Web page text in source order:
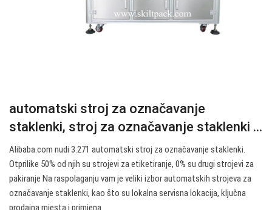
automatski stroj za označavanje
staklenki, stroj za označavanje staklenki ...
Alibaba.com nudi 3.271 automatski stroj za označavanje staklenki.
Otprilike 50% od njih su strojevi za etiketiranje, 0% su drugi strojevi za
pakiranje Na raspolaganju vam je veliki izbor automatskih strojeva za
označavanje staklenki, kao što su lokalna servisna lokacija, ključna
prodajna mjesta i primjena.